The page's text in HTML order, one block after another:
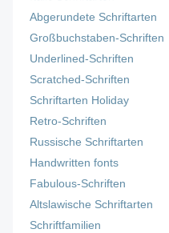
Abgerundete Schriftarten
Großbuchstaben-Schriften
Underlined-Schriften
Scratched-Schriften
Schriftarten Holiday
Retro-Schriften
Russische Schriftarten
Handwritten fonts
Fabulous-Schriften
Altslawische Schriftarten
Schriftfamilien